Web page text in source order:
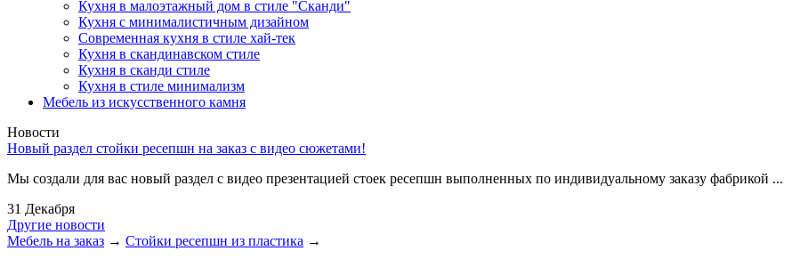
Кухня в малоэтажный дом в стиле "Сканди"
Кухня с минималистичным дизайном
Современная кухня в стиле хай-тек
Кухня в скандинавском стиле
Кухня в сканди стиле
Кухня в стиле минимализм
Мебель из искусственного камня
Новости
Новый раздел стойки ресепшн на заказ с видео сюжетами!
Мы создали для вас новый раздел с видео презентацией стоек ресепшн выполненных по индивидуальному заказу фабрикой ...
31 Декабря
Другие новости
Мебель на заказ → Стойки ресепшн из пластика →